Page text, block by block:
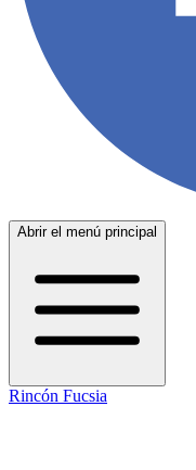
Abrir el menú principal
Rincón Fucsia